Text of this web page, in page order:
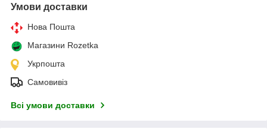
Умови доставки
Нова Пошта
Магазини Rozetka
Укрпошта
Самовивіз
Всі умови доставки